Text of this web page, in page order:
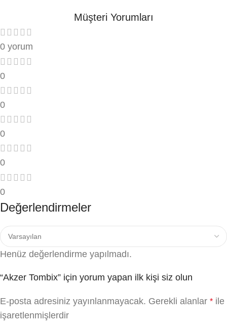
Müşteri Yorumları
0 yorum
0
0
0
0
0
Değerlendirmeler
Henüz değerlendirme yapılmadı.
“Akzer Tombix” için yorum yapan ilk kişi siz olun
E-posta adresiniz yayınlanmayacak. Gerekli alanlar * ile
işaretlenmişlerdir